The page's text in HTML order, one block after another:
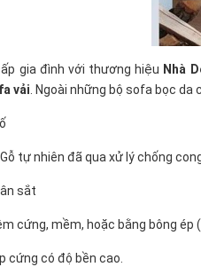
gia đình với thương hiệu Nhà
vải. Ngoài những bộ sofa bọc
tự nhiên đã qua xử lý chống
sắt
cứng, mềm, hoặc bằng bông ép
cứng có độ bền cao.